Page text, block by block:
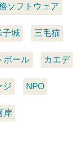
ソフトウェア
子城 三毛猫
ボール カエデ
ジ NPO
岸